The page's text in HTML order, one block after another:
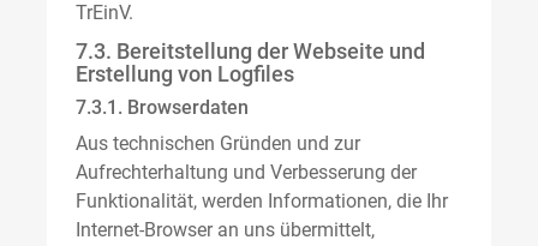
TrEinV.
7.3. Bereitstellung der Webseite und
Erstellung von Logfiles
7.3.1. Browserdaten
Aus technischen Gründen und zur
Aufrechterhaltung und Verbesserung der
Funktionalität, werden Informationen, die Ihr
Internet-Browser an uns übermittelt,